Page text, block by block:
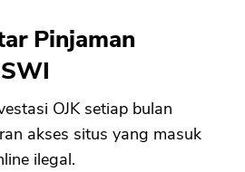
Pinjaman
OJK setiap bulan
akses situs yang masuk
ilegal.